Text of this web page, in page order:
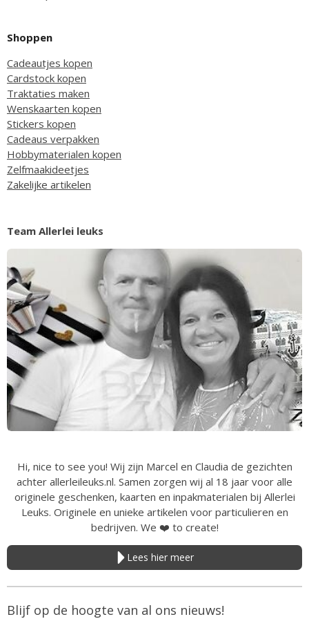
Shoppen
Cadeautjes kopen
Cardstock kopen
Traktaties maken
Wenskaarten kopen
Stickers kopen
Cadeaus verpakken
Hobbymaterialen kopen
Zelfmaakideetjes
Zakelijke artikelen
Team Allerlei leuks
Hi, nice to see you! Wij zijn Marcel en Claudia de gezichten
achter allerleileuks.nl. Samen zorgen wij al 18 jaar voor alle
originele geschenken, kaarten en inpakmaterialen bij Allerlei
Leuks. Originele en unieke artikelen voor particulieren en
bedrijven. We ❤️ to create!
Lees hier meer
Blijf op de hoogte van al ons nieuws!